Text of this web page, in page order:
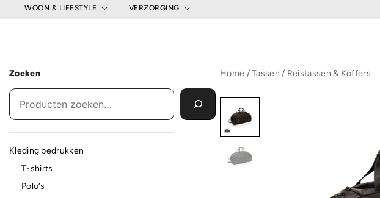
WOON & LIFESTYLE VERZORGING
Home /Tassen / Reistassen & Koffers
Zoeken
Kleding bedrukken
T-shirts
Polo’s